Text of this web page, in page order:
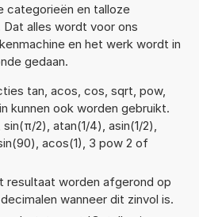
categorieën en talloze
alles wordt voor ons
en het werk wordt in
gedaan.
tan, acos, cos, sqrt, pow,
kunnen ook worden gebruikt.
2), atan(1/4), asin(1/2),
acos(1), 3 pow 2 of
resultaat worden afgerond op
wanneer dit zinvol is.